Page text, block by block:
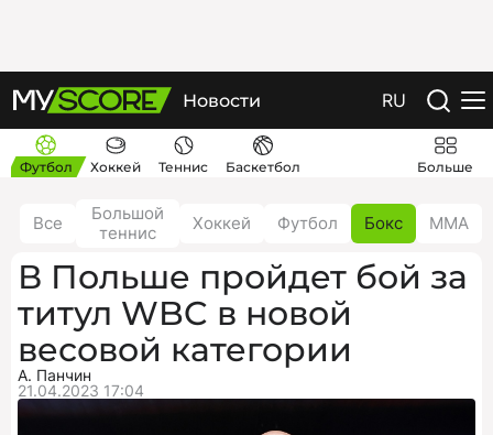
Новости RU
Футбол Хоккей Теннис Баскетбол Больше
Все
Большой
теннис
Хоккей Футбол Бокс ММА
В Польше пройдет бой за
титул WBC в новой
весовой категории
А. Панчин
21.04.2023 17:04